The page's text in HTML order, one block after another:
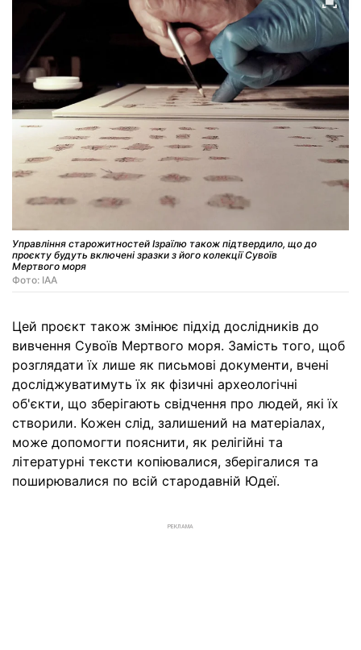
Управління старожитностей Ізраїлю також підтвердило, що до
проєкту будуть включені зразки з його колекції Сувоїв
Мертвого моря
Фото: IAA
Цей проєкт також змінює підхід дослідників до
вивчення Сувоїв Мертвого моря. Замість того, щоб
розглядати їх лише як письмові документи, вчені
досліджуватимуть їх як фізичні археологічні
об'єкти, що зберігають свідчення про людей, які їх
створили. Кожен слід, залишений на матеріалах,
може допомогти пояснити, як релігійні та
літературні тексти копіювалися, зберігалися та
поширювалися по всій стародавній Юдеї.
РЕКЛАМА